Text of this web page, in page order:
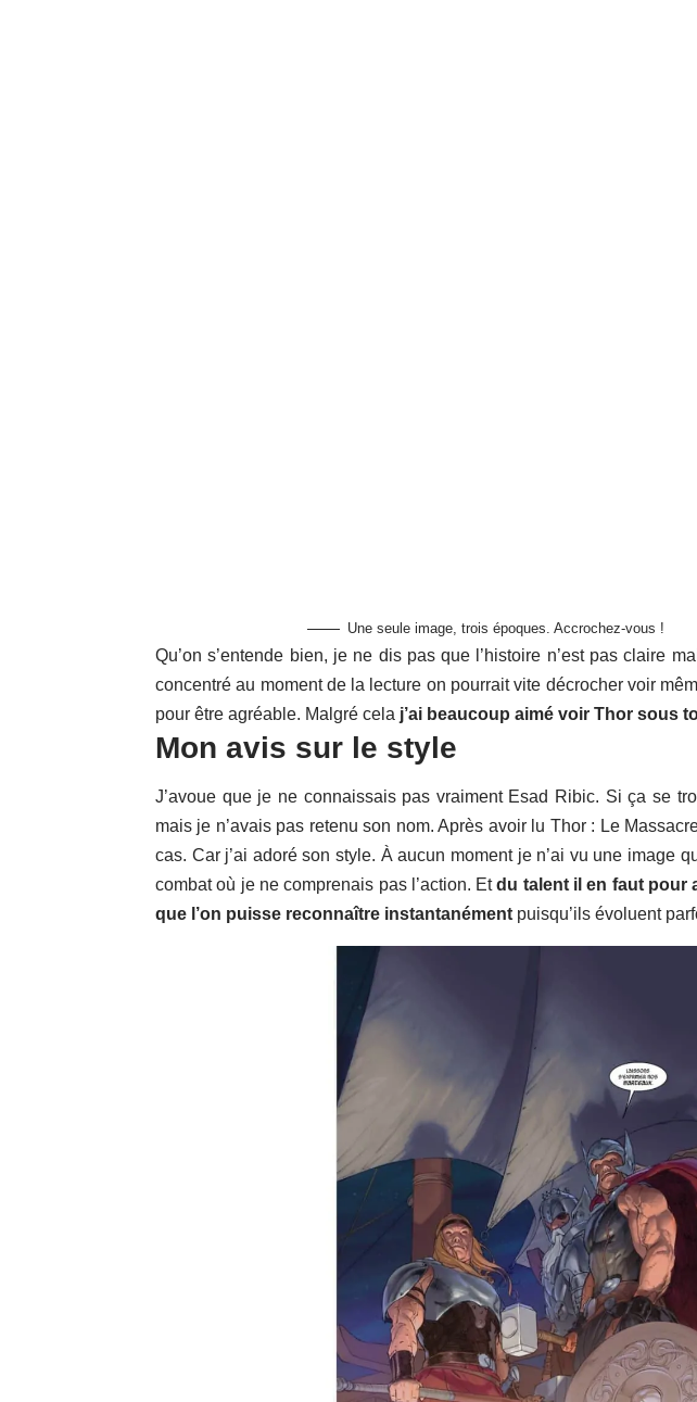
Une seule image, trois époques. Accrochez-vous !
Qu’on s’entende bien, je ne dis pas que l’histoire n’est pas claire
concentré au moment de la lecture on pourrait vite décrocher voir
pour être agréable. Malgré cela j’ai beaucoup aimé voir Thor sous
Mon avis sur le style
J’avoue que je ne connaissais pas vraiment Esad Ribic. Si ça se
mais je n’avais pas retenu son nom. Après avoir lu Thor : Le
cas. Car j’ai adoré son style. À aucun moment je n’ai vu une image
combat où je ne comprenais pas l’action. Etdu talent il en faut pour
que l’on puisse reconnaître instantanément puisqu’ils évoluent